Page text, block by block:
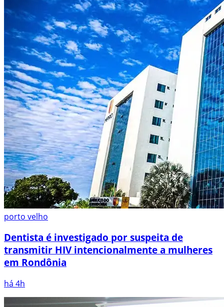
porto velho
Dentista é investigado por suspeita de
transmitir HIV intencionalmente a mulheres
em Rondônia
há 4h